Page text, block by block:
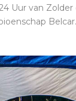
Uur van
Belcar.